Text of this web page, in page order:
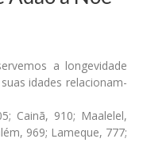
a longevidade
idades relacionam-
Cainã, 910; Maalelel,
969; Lameque, 777;